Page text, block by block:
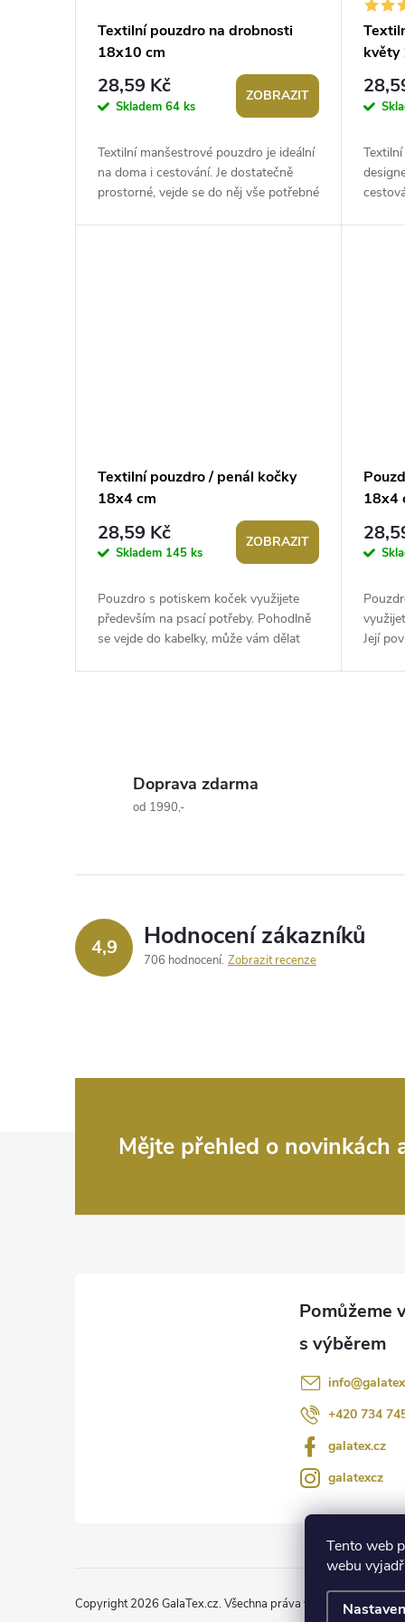
Tento web
webu
ů
Textilní pouzdro na drobnosti
18x10 cm
28,59 Kč
Skladem 64 ks
ZOBRAZIT
Textilní manšestrové pouzdro je ideální
na doma i cestování. Je dostatečně
prostorné, vejde se do něj vše potřebné
květy
Textilní pouzdro / penál kočky
18x4 cm
28,59 Kč
Skladem 145 ks
ZOBRAZIT
Pouzdro s potiskem koček využijete
především na psací potřeby. Pohodlně
se vejde do kabelky, může vám dělat
18x4
Její
d
a
c
v
Doprava zdarma
od 1990,-
4,9 Hodnocení zákazníků
706 hodnocení Zobrazit recenze
Mějte přehled o novinkách
info@
+420 734
galatex.cz
galatexcz
Copyright 2026 GalaTex.cz. Všechna práva vyhrazena.Upravit